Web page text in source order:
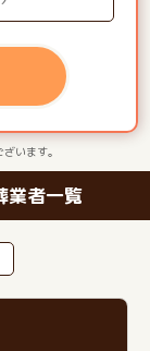
います。
業者一覧